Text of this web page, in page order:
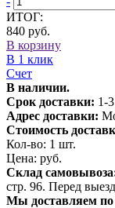
ИТОГ:
840 руб.
В корзину
В 1 клик
Счет
В наличии.
Срок доставки: 1-
Адрес доставки:
Стоимость
Кол-во: 1 шт.
Цена: руб.
Склад
стр. 96. Перед
Мы доставляем по